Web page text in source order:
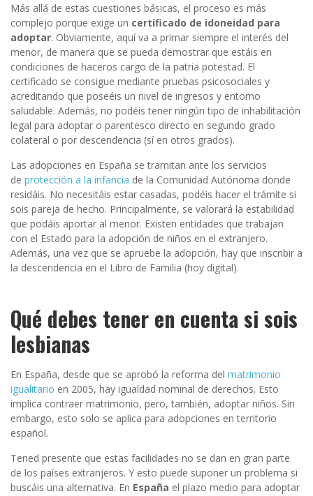
Más allá de estas cuestiones básicas, el proceso es más
complejo porque exige un certificado de idoneidad para
adoptar. Obviamente, aquí va a primar siempre el interés del
menor, de manera que se pueda demostrar que estáis en
condiciones de haceros cargo de la patria potestad. El
certificado se consigue mediante pruebas psicosociales y
acreditando que poseéis un nivel de ingresos y entorno
saludable. Además, no podéis tener ningún tipo de inhabilitación
legal para adoptar o parentesco directo en segundo grado
colateral o por descendencia (sí en otros grados).
Las adopciones en España se tramitan ante los servicios
de protección a la infancia de la Comunidad Autónoma donde
residáis. No necesitáis estar casadas, podéis hacer el trámite si
sois pareja de hecho. Principalmente, se valorará la estabilidad
que podáis aportar al menor. Existen entidades que trabajan
con el Estado para la adopción de niños en el extranjero.
Además, una vez que se apruebe la adopción, hay que inscribir a
la descendencia en el Libro de Familia (hoy digital).
Qué debes tener en cuenta si sois
lesbianas
En España, desde que se aprobó la reforma del matrimonio
igualitario en 2005, hay igualdad nominal de derechos. Esto
implica contraer matrimonio, pero, también, adoptar niños. Sin
embargo, esto solo se aplica para adopciones en territorio
español.
Tened presente que estas facilidades no se dan en gran parte
de los países extranjeros. Y esto puede suponer un problema si
buscáis una alternativa. En España el plazo medio para adoptar